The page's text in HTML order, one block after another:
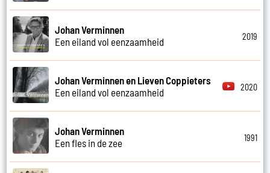
Johan Verminnen
Een eiland vol eenzaamheid
2019
Johan Verminnen en Lieven Coppieters
Een eiland vol eenzaamheid
2020
Johan Verminnen
Een fles in de zee
1991